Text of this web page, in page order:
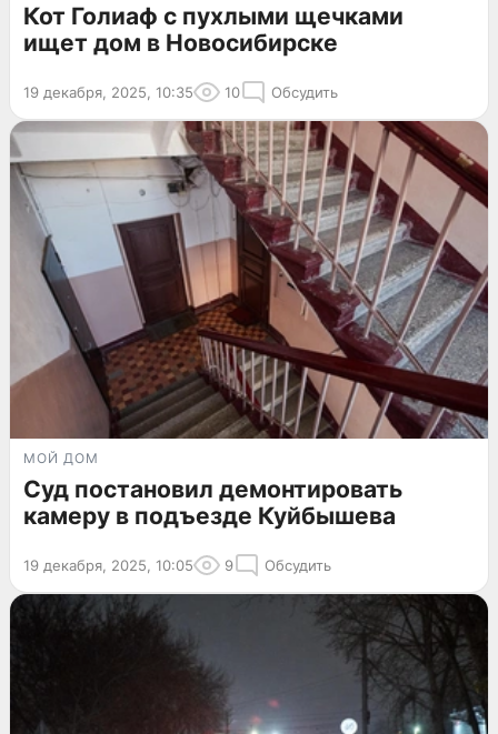
Кот Голиаф с пухлыми щечками
ищет дом в Новосибирске
19 декабря, 2025, 10:35 10 Обсудить
МОЙ ДОМ
Суд постановил демонтировать
камеру в подъезде Куйбышева
19 декабря, 2025, 10:05 9 Обсудить